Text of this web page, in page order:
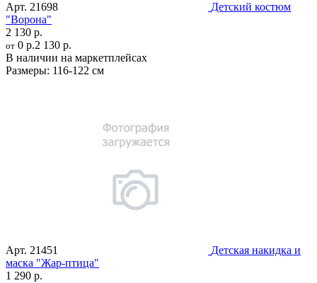
Арт. 21698
Детский костюм
"Ворона"
2 130 р.
от 0 р.2 130 р.
В наличии на маркетплейсах
Размеры: 116-122 см
Арт. 21451
Детская накидка и
маска "Жар-птица"
1 290 р.